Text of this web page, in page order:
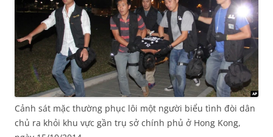
Cảnh sát mặc thường phục lôi một người biểu tình đòi dân
chủ ra khỏi khu vực gần trụ sở chính phủ ở Hong Kong,